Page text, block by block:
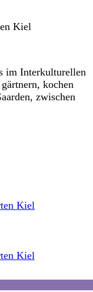
Kiel
im Interkulturellen
kochen
zwischen
Kiel
Kiel